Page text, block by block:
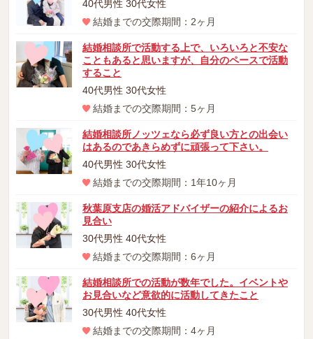
40代男性 30代女性
結婚までの交際期間：2ヶ月
結婚相談所で活動する上で、いろいろと不安な
こともあると思いますが、自分のペースで活動
すること
40代男性 30代女性
結婚までの交際期間：5ヶ月
結婚相談所ノッツェなら必ず良い方との出会い
はあるのであきらめずに頑張って下さい。
40代男性 30代女性
結婚までの交際期間：1年10ヶ月
秋葉原支店の婚活アドバイザーの紹介によるお
見合い
30代男性 40代女性
結婚までの交際期間：6ヶ月
結婚相談所での活動が数年でした。イベントや
お見合いなど意欲的に活動してきたこと
30代男性 40代女性
結婚までの交際期間：4ヶ月